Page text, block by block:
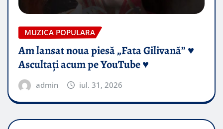
MUZICA POPULARA
Am lansat noua piesă „Fata Gilivană” ♥️
Ascultați acum pe YouTube ♥️
admin iul. 31, 2026